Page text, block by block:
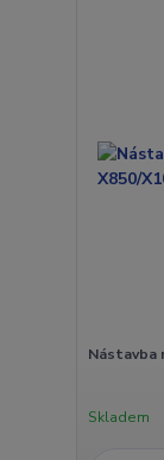
Nástavba
Skladem